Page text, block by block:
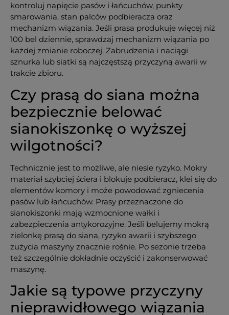
kontroluj napięcie pasów i łańcuchów, punkty
smarowania, stan palców podbieracza oraz
mechanizm wiązania. Jeśli prasa produkuje więcej niż
100 bel dziennie, sprawdzaj mechanizm wiązania po
każdej zmianie roboczej. Zabrudzenia i naciągi
sznurka lub siatki są najczęstszą przyczyną awarii w
trakcie zbioru.
Czy prasą do siana można
bezpiecznie belować
sianokiszonkę o wyższej
wilgotności?
Technicznie jest to możliwe, ale niesie ryzyko. Mokry
materiał szybciej ściera i blokuje podbieracz, klei się do
elementów komory i może powodować zgniecenia
pasów lub łańcuchów. Prasy przeznaczone do
sianokiszonki mają wzmocnione wałki i
zabezpieczenia antykorozyjne. Jeśli belujemy mokrą
zielonkę prasą do siana, ryzyko awarii i szybszego
zużycia maszyny znacznie rośnie. Po sezonie trzeba
też szczególnie dokładnie oczyścić i zakonserwować
maszynę.
Jakie są typowe przyczyny
nieprawidłowego wiązania